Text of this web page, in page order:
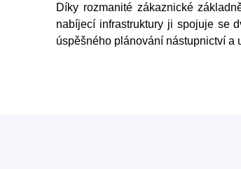
Díky rozmanité zákaznické
nabíjecí infrastruktury ji spojuje se
úspěšného plánování nástupnictví a